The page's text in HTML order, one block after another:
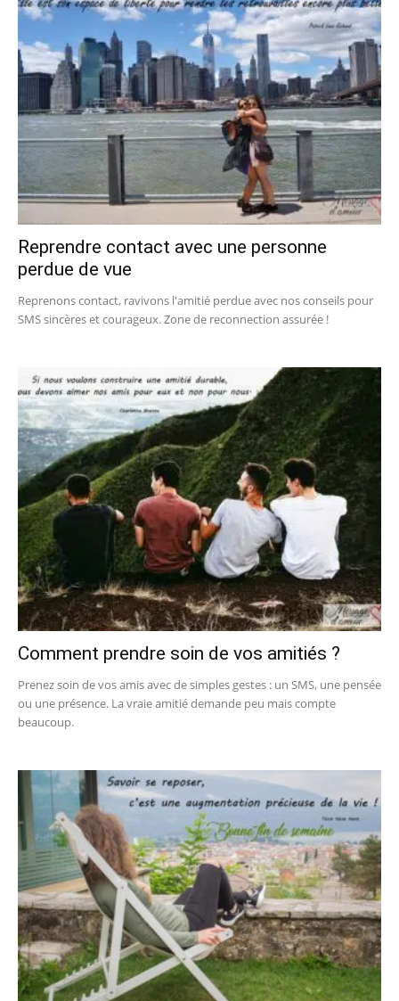
Reprendre contact avec une personne
perdue de vue
Reprenons contact, ravivons l'amitié perdue avec nos conseils pour
SMS sincères et courageux. Zone de reconnection assurée !
Comment prendre soin de vos amitiés ?
Prenez soin de vos amis avec de simples gestes : un SMS, une pensée
ou une présence. La vraie amitié demande peu mais compte
beaucoup.